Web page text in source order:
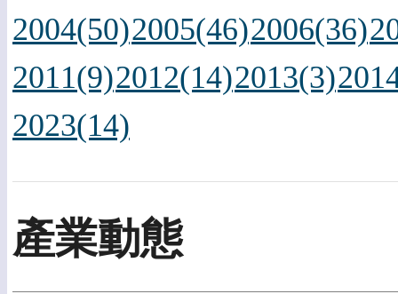
2004(50)2005(46)2006(36)
2011(9)2012(14)2013(3)
2023(14)
產業動態